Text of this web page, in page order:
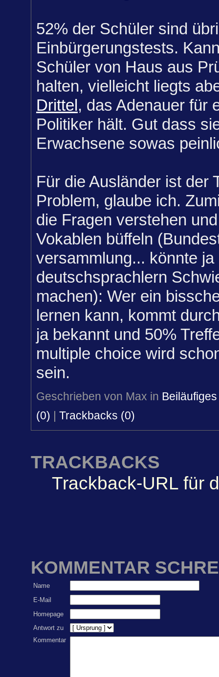
52% der Schüler sind
Einbürgerungstests.
Schüler von Haus aus
halten, vielleicht liegts
Drittel, das Adenauer für
Politiker hält. Gut dass
Erwachsene sowas
Für die Ausländer ist der
Problem, glaube ich.
die Fragen verstehen
Vokablen büffeln
versammlung... könnte ja
deutschsprachlern
machen): Wer ein
lernen kann, kommt
ja bekannt und 50%
multiple choice wird
sein.
Geschrieben von Max in Beiläufiges
(0) | Trackbacks (0)
TRACKBACKS
Trackback-URL für
KOMMENTAR
Name
E-Mail
Homepage
Antwort zu
Kommentar